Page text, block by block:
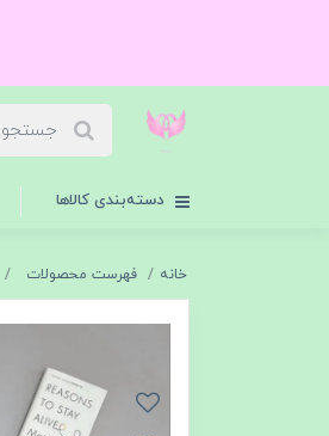
دسته‌بندی کالاها
خانه فهرست محصولات